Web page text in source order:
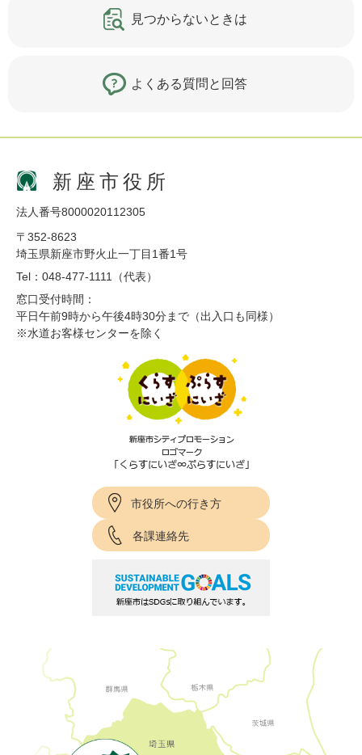
見つからないときは
よくある質問と回答
新座市役所
法人番号8000020112305
〒352-8623
埼玉県新座市野火止一丁目1番1号
Tel：048-477-1111（代表）
窓口受付時間：
平日午前9時から午後4時30分まで（出入口も同様）
※水道お客様センターを除く
市役所への行き方
各課連絡先